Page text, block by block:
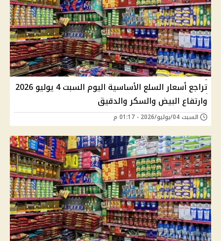
تراجع أسعار السلع الأساسية اليوم السبت 4 يوليو 2026
وارتفاع البيض والسكر والدقيق
السبت 04/يوليو/2026 - 01:17 م